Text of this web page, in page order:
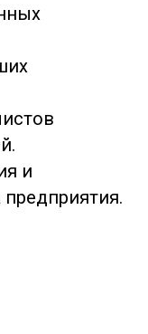
и